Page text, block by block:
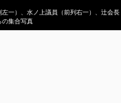
一）、水ノ上議員（前列右一）、辻会長
の集合写真